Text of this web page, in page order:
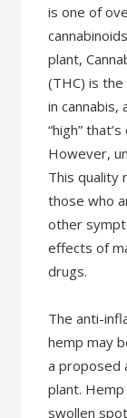
is one of
plant,
(THC) is
in
“high”
However,
This quality
those who
other
effects of
drugs.
The anti-
hemp may
a proposed
plant.
swollen